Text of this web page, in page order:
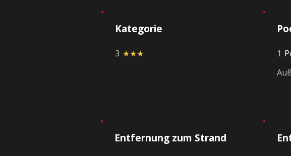
Kategorie
3 ★★★ 1
Entfernung zum Strand